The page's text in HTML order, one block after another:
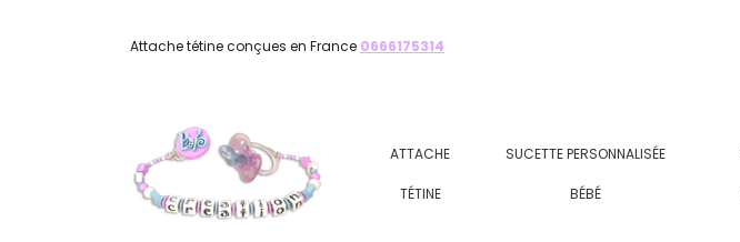
Attache tétine conçues en France 0666175314
ATTACHE
TÉTINE
SUCETTE PERSONNALISÉE
BÉBÉ